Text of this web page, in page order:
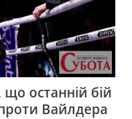
останній бій
Вайлдера